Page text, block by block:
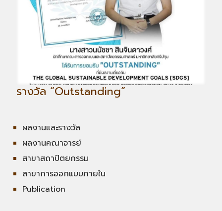
รางวัล “Outstanding”
ผลงานและรางวัล
ผลงานคณาจารย์
สาขาสถาปัตยกรรม
สาขาการออกแบบภายใน
Publication